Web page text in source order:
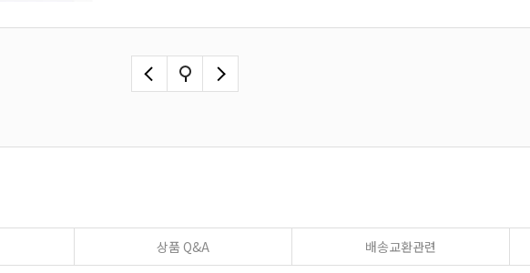
상품 Q&A 배송교환관련